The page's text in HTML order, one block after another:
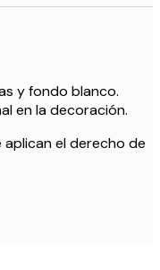
y fondo blanco.
en la decoración.
el derecho de